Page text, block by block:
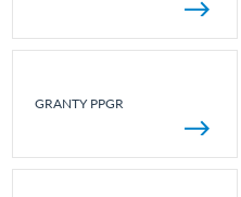
GRANTY PPGR